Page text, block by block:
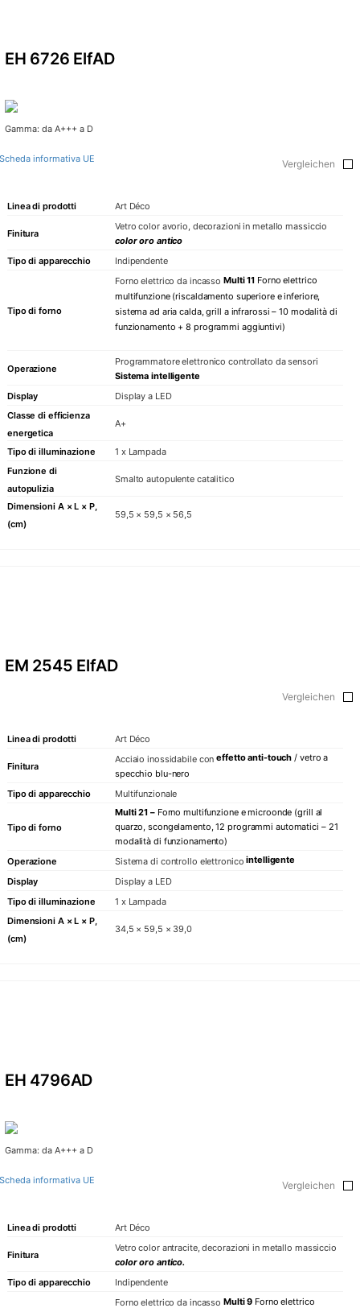
EH 6726 ElfAD
Gamma: da A+++ a D
Scheda informativa UE Vergleichen
Linea di prodotti Art Déco
Finitura
Vetro color avorio, decorazioni in metallo massiccio
color oro antico
Tipo di apparecchio
Indipendente
Tipo di forno
Forno elettrico da incassoMulti 11 Forno elettrico
multifunzione (riscaldamento superiore e inferiore,
sistema ad aria calda, grill a infrarossi – 10 modalità di
funzionamento + 8 programmi aggiuntivi)
Operazione
Programmatore elettronico controllato da sensori
Sistema intelligente
Display
Display a LED
Classe di efficienza
energetica
A+
Tipo di illuminazione
1 x Lampada
Funzione di
autopulizia
Smalto autopulente catalitico
Dimensioni A × L × P,
(cm)
59,5 × 59,5 × 56,5
EM 2545 ElfAD
Vergleichen
Linea di prodotti Art Déco
Finitura
Acciaio inossidabile coneffetto anti-touch/ vetro a
specchio blu-nero
Tipo di apparecchio
Multifunzionale
Tipo di forno
Multi 21– Forno multifunzione e microonde (grill al
quarzo, scongelamento, 12 programmi automatici – 21
modalità di funzionamento)
Operazione
Sistema di controllo elettronicointelligente
Display
Display a LED
Tipo di illuminazione
1 x Lampada
Dimensioni A × L × P,
(cm)
34,5 × 59,5 × 39,0
EH 4796AD
Gamma: da A+++ a D
Scheda informativa UE Vergleichen
Linea di prodotti Art Déco
Finitura
Vetro color antracite, decorazioni in metallo massiccio
color oro antico.
Tipo di apparecchio
Indipendente
Forno elettrico da incassoMulti 9 Forno elettrico